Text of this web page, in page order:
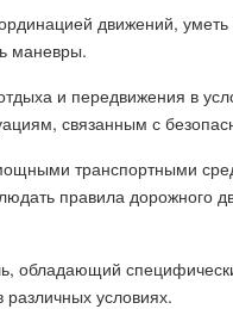
движений,
маневры.
и передвижения в
связанным с
транспортными
правила дорожного
обладающий
условиях.